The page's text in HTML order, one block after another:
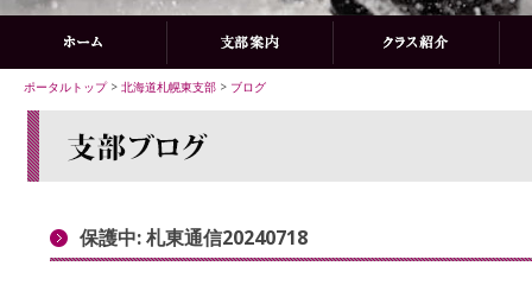
ポータルトップ> 北海道札幌東支部 > ブログ
保護中: 札東通信20240718